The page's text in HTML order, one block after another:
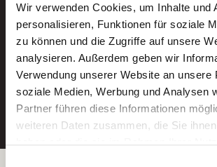
Wir verwenden Cookies, um Inhalte und
personalisieren, Funktionen für soziale
zu können und die Zugriffe auf unsere
analysieren. Außerdem geben wir
Verwendung unserer Website an unsere
soziale Medien, Werbung und Analysen
Partner führen diese Informationen
weiteren Daten zusammen, die Sie
Neue Stellen per E-
Ein kostenloser Service
Jobs.
E-Mail-Adresse eintragen